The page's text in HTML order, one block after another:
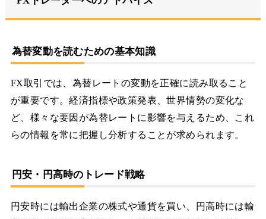
為替変動を読むための基本知識
FX取引では、為替レートの変動を正確に読み取ること
が重要です。経済指標や政策発表、世界情勢の変化な
ど、様々な要因が為替レートに影響を与えるため、これ
らの情報を常に把握し分析することが求められます。
円安・円高時のトレード戦略
円安時には輸出企業の株式や通貨を買い、円高時には輸